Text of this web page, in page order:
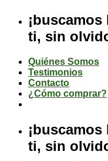
contenidoti, sin
Quiénes Somos
Testimonios
Contacto
¿Cómo comprar?
ti, sin